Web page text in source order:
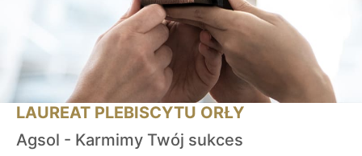
LAUREAT PLEBISCYTU ORŁY
Agsol - Karmimy Twój sukces